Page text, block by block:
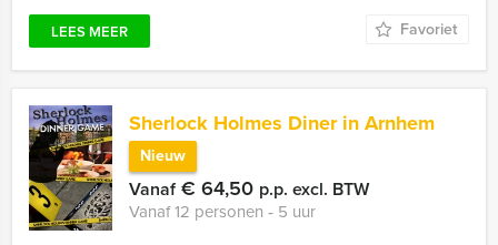
LEES MEER Favoriet
Sherlock Holmes Diner in Arnhem
Nieuw
Vanaf€ 64,50 p.p. excl. BTW
Vanaf 12 personen ‐ 5 uur